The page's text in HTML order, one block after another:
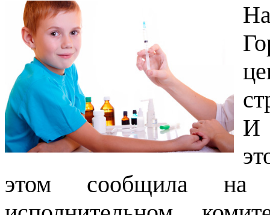
И
этом сообщила на